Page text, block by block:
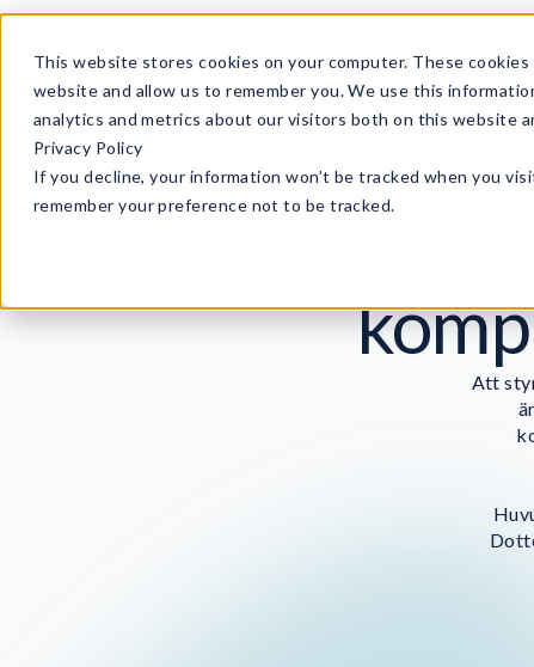
This website stores cookies on your computer. These
website and allow us to remember you. We use this
analytics and metrics about our visitors both on this website
Privacy Policy
If you decline, your information won’t be tracked when you
remember your preference not to be tracked.
Att